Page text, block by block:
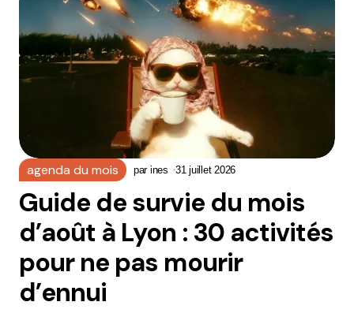
agenda du mois par ines 31 juillet 2026
Guide de survie du mois
d’août à Lyon : 30 activités
pour ne pas mourir
d’ennui